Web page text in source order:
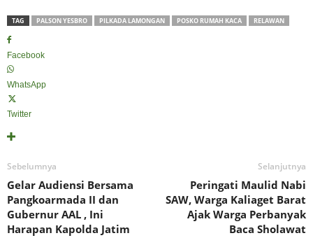
TAG PALSON YESBRO PILKADA LAMONGAN POSKO RUMAH KACA RELAWAN
Facebook
WhatsApp
Twitter
Sebelumnya
Gelar Audiensi Bersama
Pangkoarmada II dan
Gubernur AAL , Ini
Harapan Kapolda Jatim
Selanjutnya
Peringati Maulid Nabi
SAW, Warga Kaliaget Barat
Ajak Warga Perbanyak
Baca Sholawat